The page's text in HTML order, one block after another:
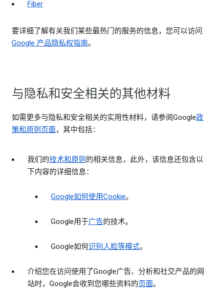
Fiber
要详细了解有关我们某些最热门的服务的信息，您可以访问
Google 产品隐私权指南。
与隐私和安全相关的其他材料
如需更多与隐私和安全相关的实用性材料，请参阅Google政
策和原则页面，其中包括：
我们的技术和原则 的相关信息，此外，该信息还包含以
下内容的详细信息：
Google如何使用Cookie。
Google用于广告的技术。
Google如何识别人脸等模式。
介绍您在访问使用了Google广告、分析和社交产品的网
站时，Google会收到您哪些资料的页面。